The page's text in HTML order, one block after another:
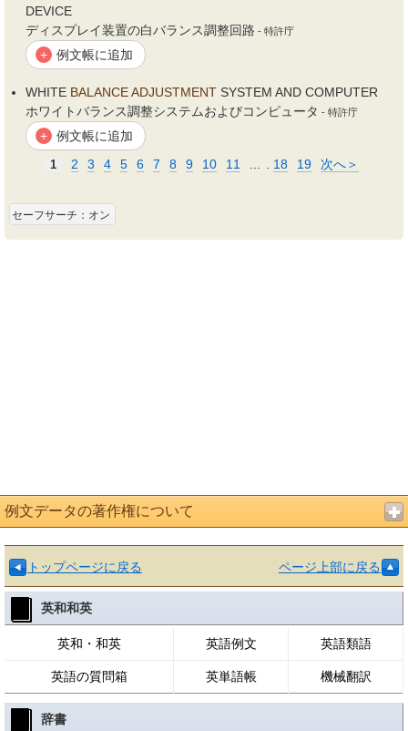
DEVICE
ディスプレイ装置の白バランス調整回路 - 特許庁
+ 例文帳に追加
WHITE BALANCEADJUSTMENT SYSTEM AND COMPUTER
ホワイトバランス調整システムおよびコンピュータ - 特許庁
+ 例文帳に追加
1 2 3 4 5 6 7 8 9 10 11 18 19 次へ＞
セーフサーチ：オン
例文データの著作権について
トップページに戻る ページ上部に戻る
英和和英
英和・和英 英語例文 英語類語
英語の質問箱 英単語帳 機械翻訳
辞書